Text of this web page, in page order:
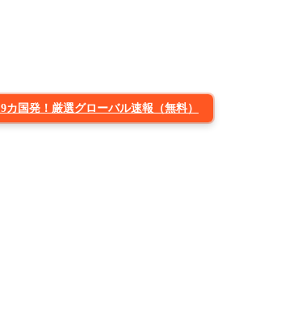
9カ国発！厳選グローバル速報（無料）